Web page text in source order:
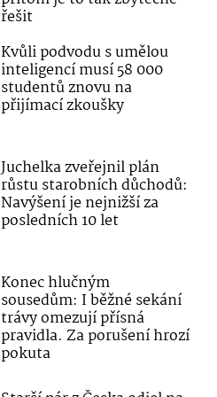
řešit
Kvůli podvodu s umělou
inteligencí musí 58 000
studentů znovu na
přijímací zkoušky
Juchelka zveřejnil plán
růstu starobních důchodů:
Navýšení je nejnižší za
posledních 10 let
Konec hlučným
sousedům: I běžné sekání
trávy omezují přísná
pravidla. Za porušení hrozí
pokuta